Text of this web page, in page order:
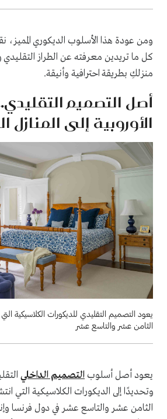
ومن عودة هذا الأسلوب الديكوري المميز،
كل ما تريدين معرفته عن الطراز التقليدي
منزلكِ بطريقة احترافية وأنيقة.
أصل التصميم
الأوروبية إلى المنازل
يعود التصميم التقليدي للديكورات الكلاسيكية
الثامن عشر والتاسع عشر
يعود أصل أسلوب التصميم الداخلي
وتحديدًا إلى الديكورات الكلاسيكية التي
الثامن عشر والتاسع عشر في دول فرنسا